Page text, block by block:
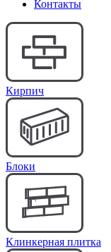
Контакты
Кирпич
Блоки
Клинкерная плитка